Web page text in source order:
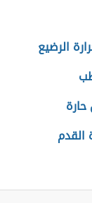
الرضيع
القدم